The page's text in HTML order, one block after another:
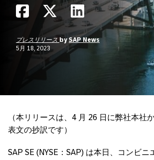
プレスリリースby SAP News
5月 18, 2023
（本リリースは、4 月 26 日に弊社本社
表文の抄訳です）
SAP SE (NYSE：SAP) は本日、コンビニ